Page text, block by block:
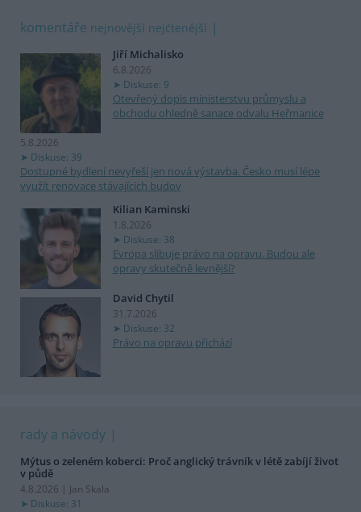
komentáře nejnovější nejčtenější
Jiří Michalisko
6.8.2026
Diskuse: 9
Otevřený dopis ministerstvu průmyslu a
obchodu ohledně sanace odvalu Heřmanice
5.8.2026
Diskuse: 39
Dostupné bydlení nevyřeší jen nová výstavba. Česko musí lépe
využít renovace stávajících budov
Kilian Kaminski
1.8.2026
Diskuse: 38
Evropa slibuje právo na opravu. Budou ale
opravy skutečně levnější?
David Chytil
31.7.2026
Diskuse: 32
Právo na opravu přichází
rady a návody
Mýtus o zeleném koberci: Proč anglický trávník v létě zabíjí život
v půdě
4.8.2026 | Jan Skala
Diskuse: 31